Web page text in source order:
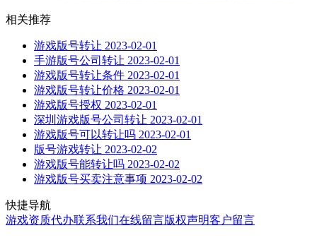
相关推荐
游戏版号转让 2023-02-01
手游版号公司转让 2023-02-01
游戏版号转让条件 2023-02-01
游戏版号转让价格 2023-02-01
游戏版号授权 2023-02-01
深圳游戏版号公司转让 2023-02-01
游戏版号可以转让吗 2023-02-01
版号游戏转让 2023-02-02
游戏版号能转让吗 2023-02-02
游戏版号买卖注意事项 2023-02-02
快捷导航
游戏资质代办联系我们在线留言版权声明客户留言